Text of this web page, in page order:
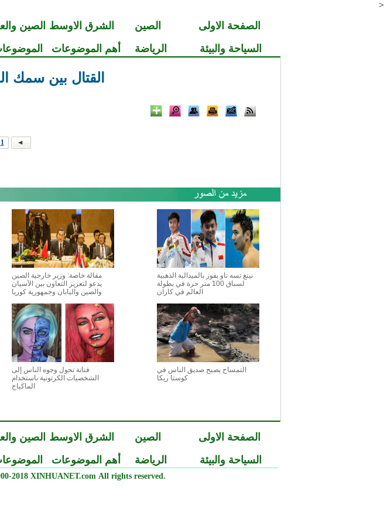
<
الصفحة الاولى الصين الشرق الاوسط الصين
السياحة والبيئة
الرياضة أهم الموضوعات
القتال بين سمك
1
نينغ تسه تاو يفوز بالميدالية الذهبية
لسباق 100 متر حرة في بطولة
العالم في كازان
مقالة خاصة: وزير خارجية الصين
يدعو لتعزيز التعاون بين الآسيان
والصين واليابان وجمهورية كوريا
التمساح يصبح صديق الناس في
كوستا ريكا
فنانة تحول وجوه الناس إلى
الشخصيات الكرتونية باستخدام
الماكياج
الصفحة الاولى الصين الشرق الاوسط الصين
السياحة والبيئة
الرياضة أهم الموضوعات
2018 XINHUANET.com All rights reserved.